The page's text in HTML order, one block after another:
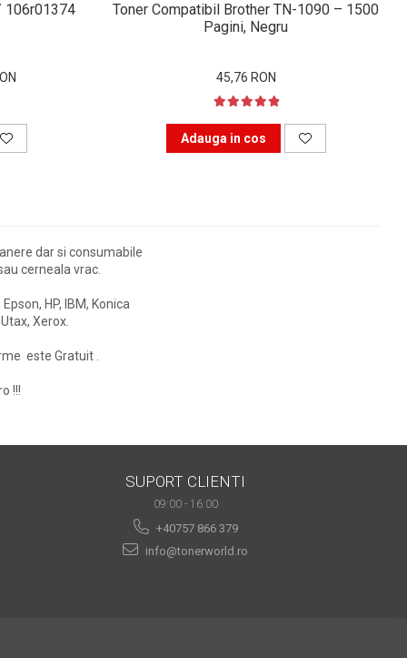
106r01374
Toner Compatibil Brother TN-1090 – 1500
Pagini, Negru
45,76 RON
Adauga in cos
dar si consumabile
cerneala vrac.
HP, IBM, Konica
Xerox.
este Gratuit .
!!!
SUPORT CLIENTI
09:00 - 16:00
+40757 866 379
info@tonerworld.ro